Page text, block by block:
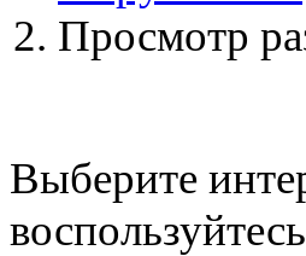
Просмотр
Выберите